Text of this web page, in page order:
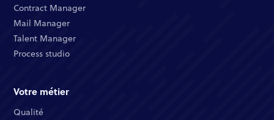
Contract Manager​
Mail Manager​
Talent Manager​
Process studio
Votre métier
Qualité​